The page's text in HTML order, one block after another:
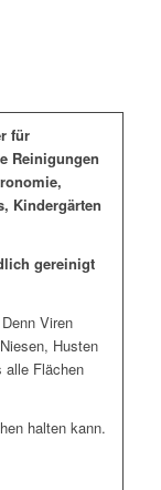
für
Reinigungen
Kindergärten
gereinigt
Viren
Husten
alle Flächen
halten kann.